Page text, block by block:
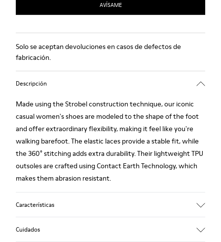
AVÍSAME
Solo se aceptan devoluciones en casos de defectos de
fabricación.
Descripción
Made using the Strobel construction technique, our iconic
casual women's shoes are modeled to the shape of the foot
and offer extraordinary flexibility, making it feel like you're
walking barefoot. The elastic laces provide a stable fit, while
the 360° stitching adds extra durability. Their lightweight TPU
outsoles are crafted using Contact Earth Technology, which
makes them abrasion resistant.
Características
Cuidados